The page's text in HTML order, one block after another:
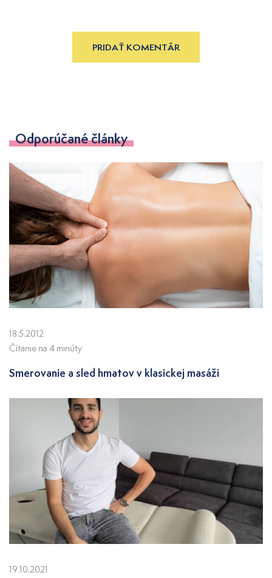
PRIDAŤ KOMENTÁR
Odporúčané články
18.5.2012
Čítanie na 4 minúty
Smerovanie a sled hmatov v klasickej masáži
19.10.2021